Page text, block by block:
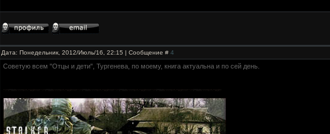
Дата: Понедельник, 2012/Июль/16, 22:15 | Сообщение # 4
Советую всем "Отцы и дети", Тургенева, по моему, книга актуальна и по сей день.